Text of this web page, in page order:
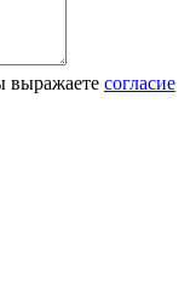
выражаете согласие